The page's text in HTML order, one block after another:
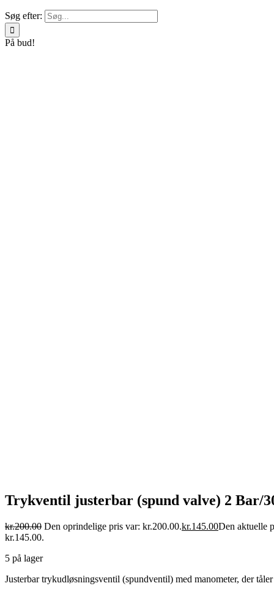
Søg efter:
På bud!
Trykventil justerbar (spund valve) 2 Bar/
kr.200.00 Den oprindelige pris var: kr.200.00.kr.145.00Den aktuelle
kr.145.00.
5 på lager
Justerbar trykudløsningsventil (spundventil) med manometer, der